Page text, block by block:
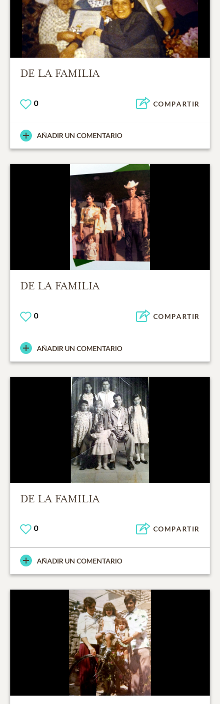
DE LA FAMILIA
0 COMPARTIR
AÑADIR UN COMENTARIO
DE LA FAMILIA
0 COMPARTIR
AÑADIR UN COMENTARIO
DE LA FAMILIA
0 COMPARTIR
AÑADIR UN COMENTARIO